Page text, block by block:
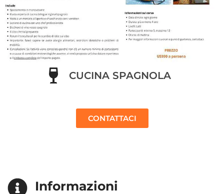
CUCINA SPAGNOLA
CONTATTACI
Informazioni